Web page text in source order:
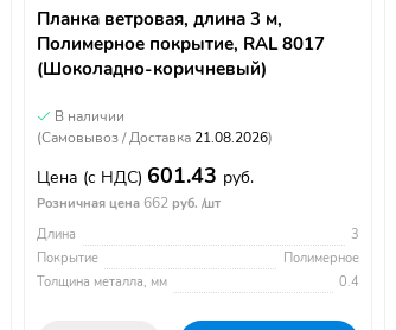
Планка ветровая, длина 3 м,
Полимерное покрытие, RAL 8017
(Шоколадно-коричневый)
В наличии
(Самовывоз / Доставка 21.08.2026)
Цена (с НДС) 601.43 руб.
Розничная цена 662 руб. /шт
Длина
3
Покрытие
Полимерное
Толщина металла, мм
0.4